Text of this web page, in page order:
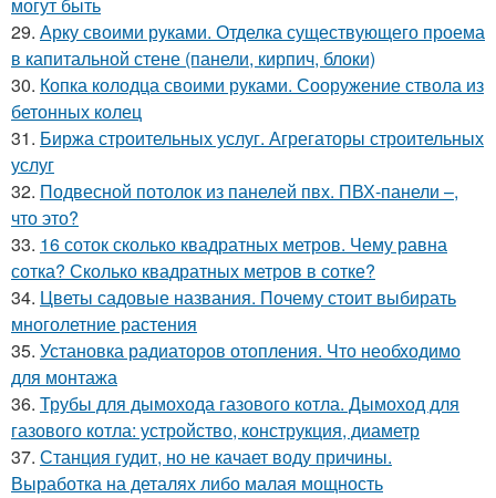
29. Арку своими руками. Отделка существующего проема
в капитальной стене (панели, кирпич, блоки)
30. Копка колодца своими руками. Сооружение ствола из
бетонных колец
31. Биржа строительных услуг. Агрегаторы строительных
услуг
32. Подвесной потолок из панелей пвх. ПВХ-панели –,
что это?
33. 16 соток сколько квадратных метров. Чему равна
сотка? Сколько квадратных метров в сотке?
34. Цветы садовые названия. Почему стоит выбирать
многолетние растения
35. Установка радиаторов отопления. Что необходимо
для монтажа
36. Трубы для дымохода газового котла. Дымоход для
газового котла: устройство, конструкция, диаметр
37. Станция гудит, но не качает воду причины.
Выработка на деталях либо малая мощность